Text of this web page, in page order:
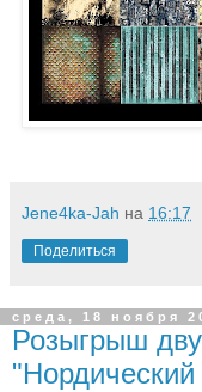
Jene4ka-Jah на 16:17
Поделиться
среда, 18 ноября
Розыгрыш
"Нордический